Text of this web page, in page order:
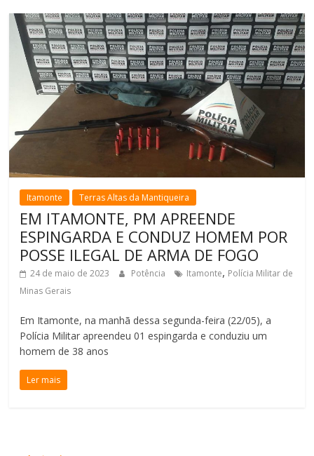
Itamonte Terras Altas da Mantiqueira
EM ITAMONTE, PM APREENDE
ESPINGARDA E CONDUZ HOMEM POR
POSSE ILEGAL DE ARMA DE FOGO
24 de maio de 2023 Potência Itamonte, Polícia Militar de
Minas Gerais
Em Itamonte, na manhã dessa segunda-feira (22/05), a
Polícia Militar apreendeu 01 espingarda e conduziu um
homem de 38 anos
Ler mais